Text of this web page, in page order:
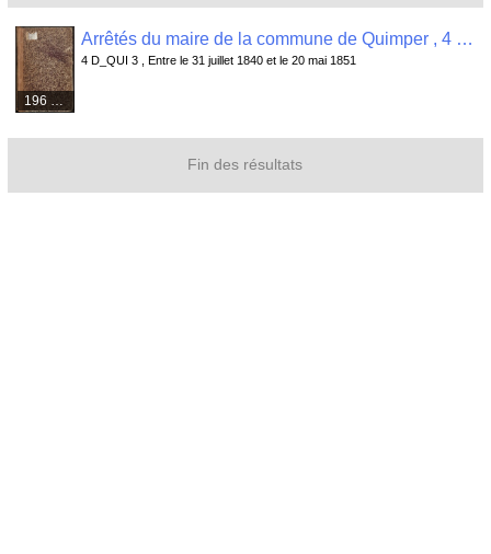
Arrêtés du maire de la commune de Quimper , 4 D_QUI 3
4 D_QUI 3 , Entre le 31 juillet 1840 et le 20 mai 1851
Fin des résultats